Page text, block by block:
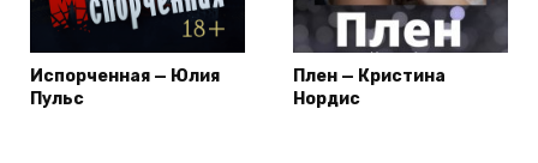
Испорченная — Юлия
Пульс
Плен — Кристина
Нордис